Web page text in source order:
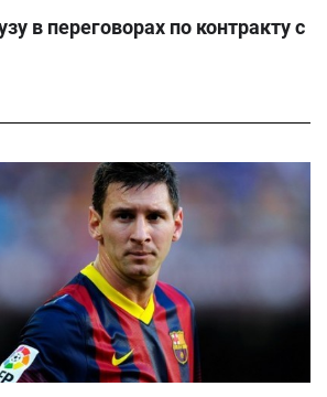
в переговорах по контракту с